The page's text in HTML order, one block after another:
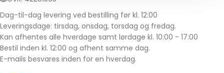
Dag-til-dag levering ved bestilling før kl. 12:00
Leveringsdage: tirsdag, onsdag, torsdag og fredag.
Kan afhentes alle hverdage samt lørdage kl. 10:00 - 17:00
Bestil inden kl. 12:00 og afhent samme dag.
E-mails besvares inden for en hverdag.